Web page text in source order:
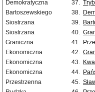
Demokratyczna
37.
Bartoszewskiego
38.
Siostrzana
39.
Siostrzana
40.
Graniczna
41.
Ekonomiczna
42.
Ekonomiczna
43.
Ekonomiczna
44.
Przestrzenna
45.